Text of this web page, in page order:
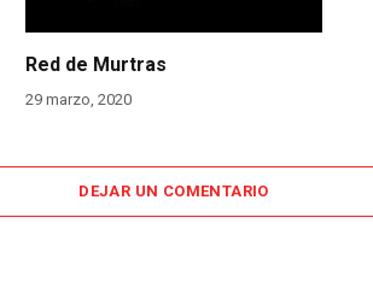
Red de Murtras
29 marzo, 2020
DEJAR UN COMENTARIO